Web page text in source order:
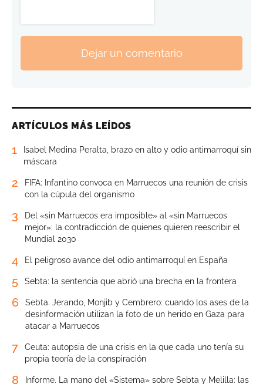
Dejar un comentario
ARTÍCULOS MÁS LEÍDOS
1
Isabel Medina Peralta, brazo en alto y odio antimarroquí sin
máscara
2
FIFA: Infantino convoca en Marruecos una reunión de crisis
con la cúpula del organismo
3
Del «sin Marruecos era imposible» al «sin Marruecos
mejor»: la contradicción de quienes quieren reescribir el
Mundial 2030
4 El peligroso avance del odio antimarroquí en España
5 Sebta: la sentencia que abrió una brecha en la frontera
6
Sebta. Jerando, Monjib y Cembrero: cuando los ases de la
desinformación utilizan la foto de un herido en Gaza para
atacar a Marruecos
7
Ceuta: autopsia de una crisis en la que cada uno tenía su
propia teoría de la conspiración
8
Informe. La mano del «Sistema» sobre Sebta y Melilla: las